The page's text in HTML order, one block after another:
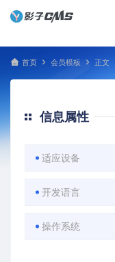
首页 会员模板 正文
信息属性
适应设备
开发语言
操作系统